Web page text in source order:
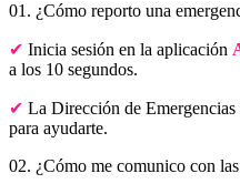
01. ¿Cómo reporto una
Inicia sesión en la aplicación
a los 10 segundos.
La Dirección de
para ayudarte.
02. ¿Cómo me comunico con